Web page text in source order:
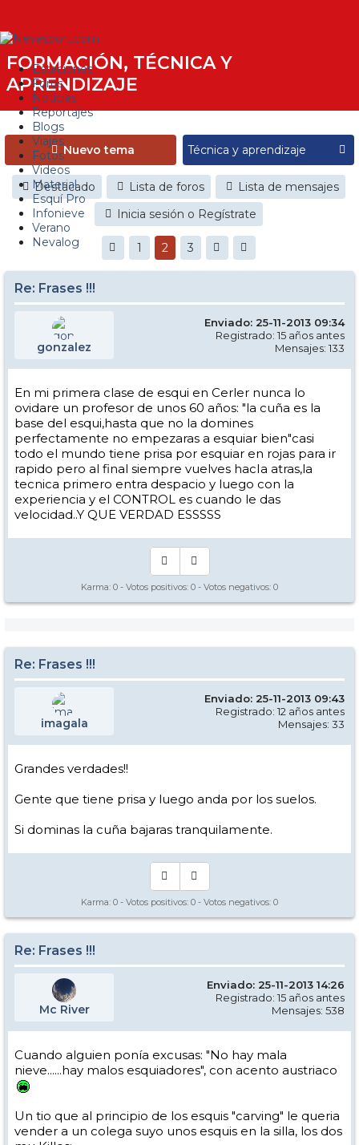
Estaciones
Foros
Noticias
Reportajes
Blogs
Viajes
Fotos
Videos
Material
Esquí Pro
Infonieve
Verano
Nevalog
FORMACIÓN, TÉCNICA Y
APRENDIZAJE
Nuevo tema
Destacado Lista de foros
Lista de mensajes
Inicia sesión o Regístrate
1 2 3
Re: Frases !!!
gonzalez
Enviado: 25-11-2013 09:34
Registrado: 15 años antes
Mensajes: 133
En mi primera clase de esqui en Cerler nunca lo
ovidare un profesor de unos 60 años: "la cuña es la
base del esqui,hasta que no la domines
perfectamente no empezaras a esquiar bien"casi
todo el mundo tiene prisa por esquiar en rojas para ir
rapido pero al final siempre vuelves hacIa atras,la
tecnica primero entra despacio y luego con la
experiencia y el CONTROL es cuando le das
velocidad..Y QUE VERDAD ESSSSS
Karma: 0 - Votos positivos: 0 - Votos negativos: 0
Re: Frases !!!
imagala
Enviado: 25-11-2013 09:43
Registrado: 12 años antes
Mensajes: 33
Grandes verdades!!
Gente que tiene prisa y luego anda por los suelos.
Si dominas la cuña bajaras tranquilamente.
Karma: 0 - Votos positivos: 0 - Votos negativos: 0
Re: Frases !!!
Mc River
Enviado: 25-11-2013 14:26
Registrado: 15 años antes
Mensajes: 538
Cuando alguien ponía excusas: "No hay mala
nieve......hay malos esquiadores", con acento austriaco
Un tio que al principio de los esquis "carving" le queria
vender a un colega suyo unos esquis en la silla, los dos